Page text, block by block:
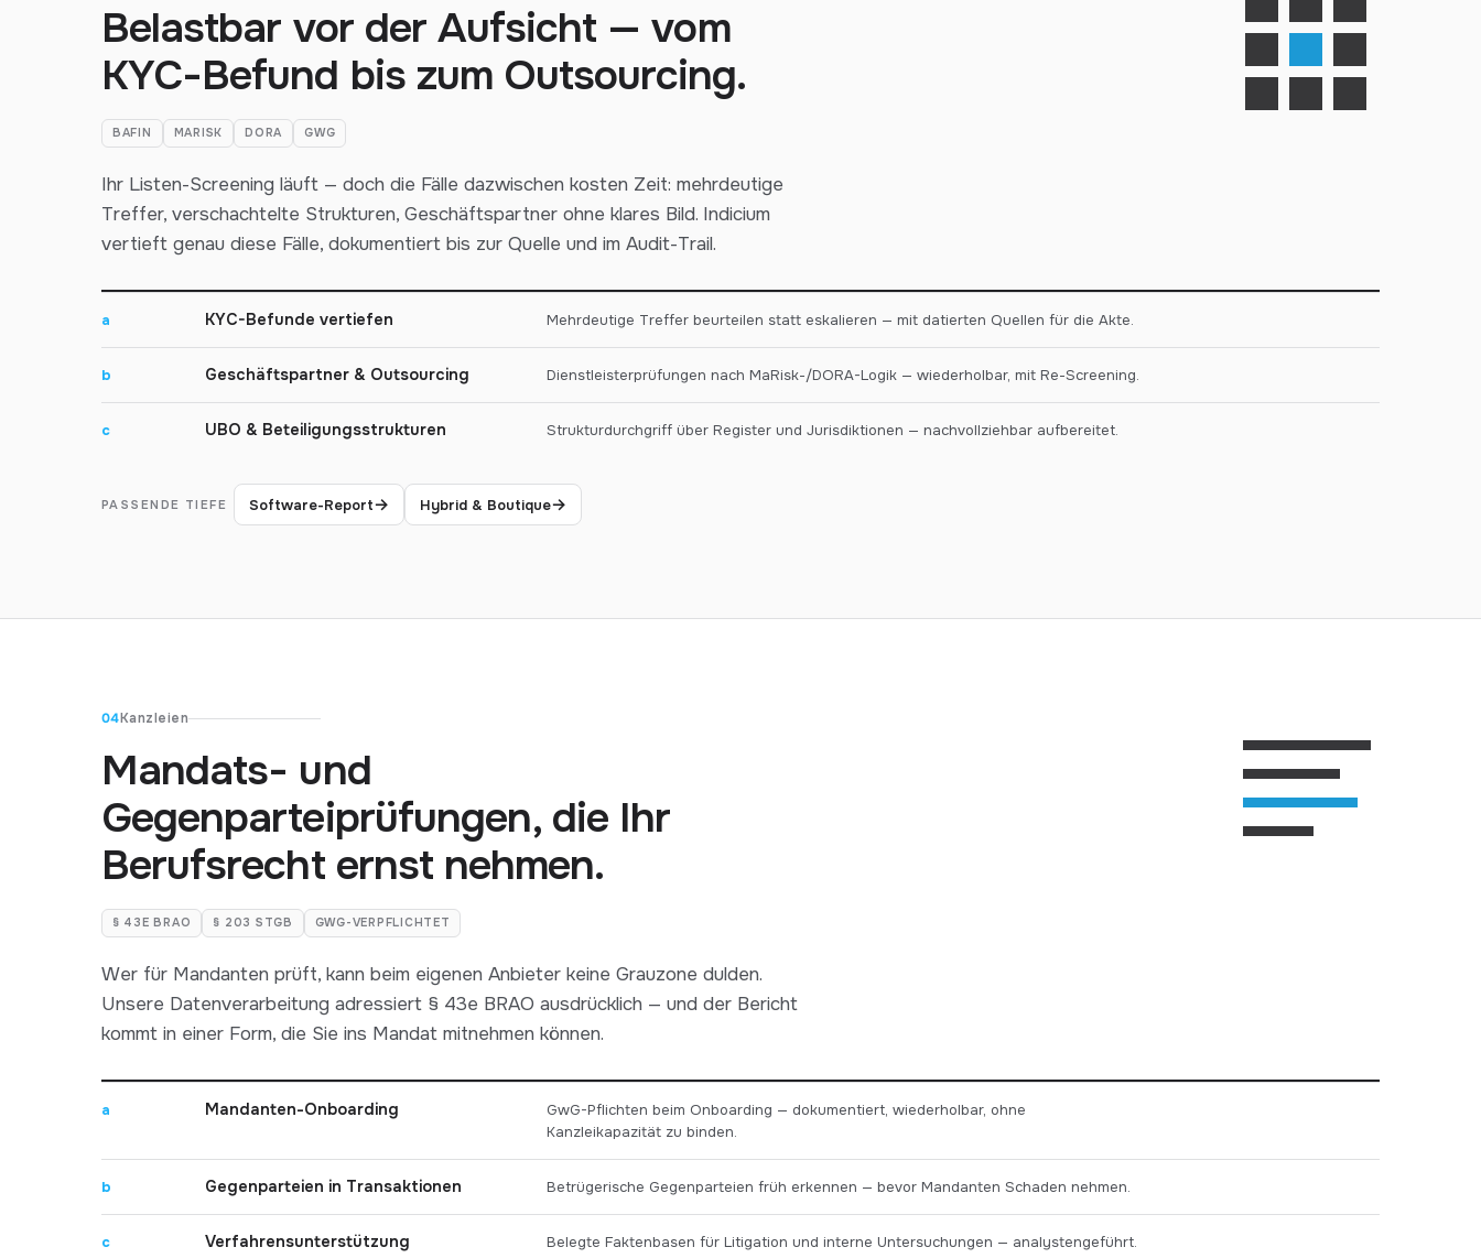
Belastbar vor der Aufsicht — vom
KYC-Befund bis zum Outsourcing.
BAFIN MARISK DORA GWG
Ihr Listen-Screening läuft — doch die Fälle dazwischen kosten Zeit: mehrdeutige
Treffer, verschachtelte Strukturen, Geschäftspartner ohne klares Bild. Indicium
vertieft genau diese Fälle, dokumentiert bis zur Quelle und im Audit-Trail.
a KYC-Befunde vertiefen Mehrdeutige Treffer beurteilen statt eskalieren — mit datierten Quellen für die Akte.
b Geschäftspartner & Outsourcing Dienstleisterprüfungen nach MaRisk-/DORA-Logik — wiederholbar, mit Re-Screening.
c UBO & Beteiligungsstrukturen Strukturdurchgriff über Register und Jurisdiktionen — nachvollziehbar aufbereitet.
PASSENDE TIEFE Software-Report→ Hybrid & Boutique→
04Kanzleien
Mandats- und
Gegenparteiprüfungen, die Ihr
Berufsrecht ernst nehmen.
§ 43E BRAO § 203 STGB GWG-VERPFLICHTET
Wer für Mandanten prüft, kann beim eigenen Anbieter keine Grauzone dulden.
Unsere Datenverarbeitung adressiert § 43e BRAO ausdrücklich — und der Bericht
kommt in einer Form, die Sie ins Mandat mitnehmen können.
a Mandanten-Onboarding
GwG-Pflichten beim Onboarding — dokumentiert, wiederholbar, ohne
Kanzleikapazität zu binden.
b Gegenparteien in Transaktionen Betrügerische Gegenparteien früh erkennen — bevor Mandanten Schaden nehmen.
c Verfahrensunterstützung Belegte Faktenbasen für Litigation und interne Untersuchungen — analystengeführt.